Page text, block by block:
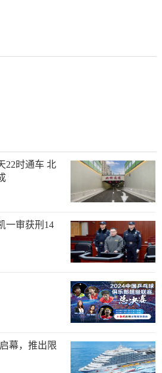
22时通车 北
一审获刑14
幕，推出限